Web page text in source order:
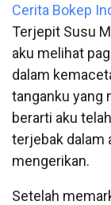
Cerita Bokep
Terjepit Susu
aku melihat
dalam
tanganku yang
berarti aku
terjebak dalam
mengerikan.
Setelah